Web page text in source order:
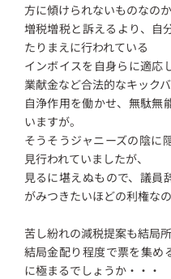
方に傾けられないものなの
増税増税と訴えるより、自
たりまえに行われている
インボイスを自身らに適応
業献金など合法的なキック
自浄作用を働かせ、無駄無
いますが。
そうそうジャニーズの陰に
見行われていましたが、
見るに堪えぬもので、議員
がみつきたいほどの利権なの
苦し紛れの減税提案も結局
結局金配り程度で票を集め
に極まるでしょうか・・・